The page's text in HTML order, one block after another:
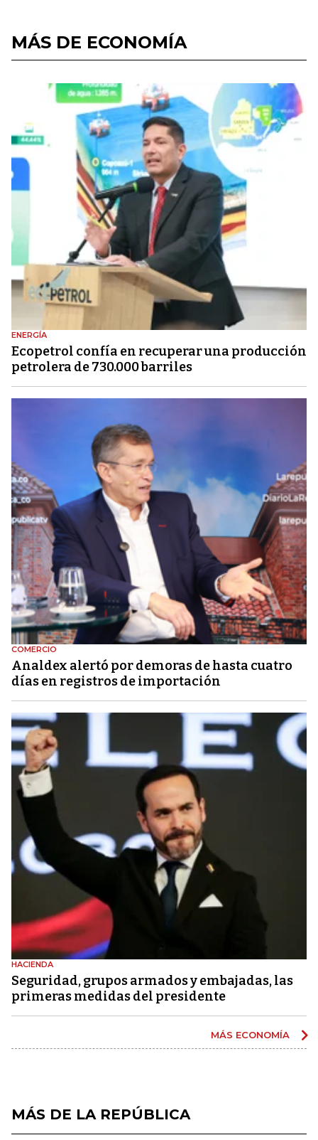
MÁS DE ECONOMÍA
ENERGÍA
Ecopetrol confía en recuperar una producción
petrolera de 730.000 barriles
COMERCIO
Analdex alertó por demoras de hasta cuatro
días en registros de importación
HACIENDA
Seguridad, grupos armados y embajadas, las
primeras medidas del presidente
MÁS ECONOMÍA
MÁS DE LA REPÚBLICA